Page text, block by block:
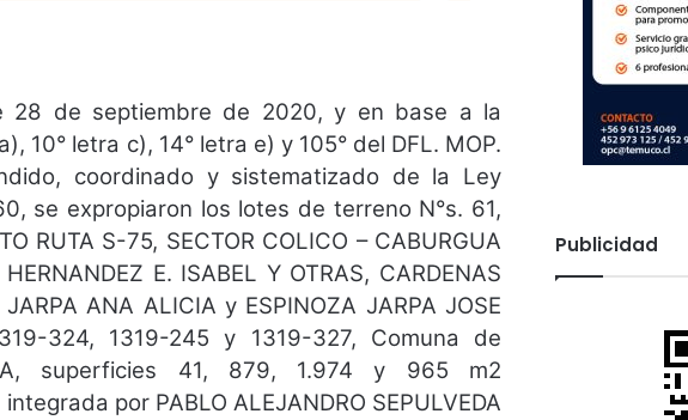
28 de septiembre de 2020, y en base a la
10° letra c), 14° letra e) y 105° del DFL. MOP.
coordinado y sistematizado de la Ley
se expropiaron los lotes de terreno N°s. 61,
RUTA S-75, SECTOR COLICO – CABURGUA
E. ISABEL Y OTRAS, CARDENAS
ANA ALICIA y ESPINOZA JARPA JOSE
324, 1319-245 y 1319-327, Comuna de
superficies 41, 879, 1.974 y 965 m2
por PABLO ALEJANDRO SEPULVEDA
Publicidad